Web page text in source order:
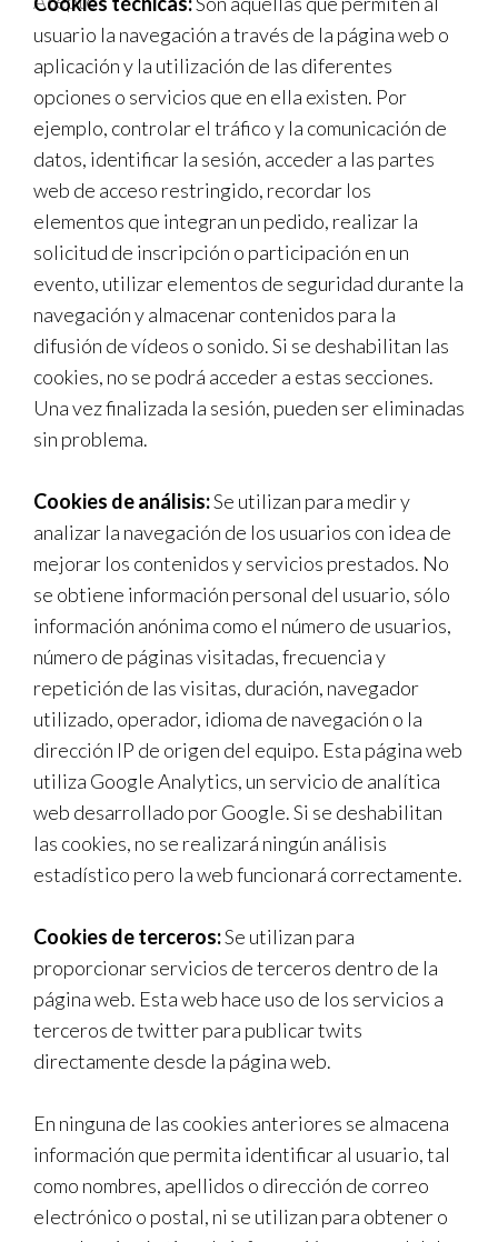
usuario la navegación a través de la página web o
aplicación y la utilización de las diferentes
opciones o servicios que en ella existen. Por
ejemplo, controlar el tráfico y la comunicación de
datos, identificar la sesión, acceder a las partes
web de acceso restringido, recordar los
elementos que integran un pedido, realizar la
solicitud de inscripción o participación en un
evento, utilizar elementos de seguridad durante la
navegación y almacenar contenidos para la
difusión de vídeos o sonido. Si se deshabilitan las
cookies, no se podrá acceder a estas secciones.
Una vez finalizada la sesión, pueden ser eliminadas
sin problema.
Cookies de análisis:Se utilizan para medir y
analizar la navegación de los usuarios con idea de
mejorar los contenidos y servicios prestados. No
se obtiene información personal del usuario, sólo
información anónima como el número de usuarios,
número de páginas visitadas, frecuencia y
repetición de las visitas, duración, navegador
utilizado, operador, idioma de navegación o la
dirección IP de origen del equipo. Esta página web
utiliza Google Analytics, un servicio de analítica
web desarrollado por Google. Si se deshabilitan
las cookies, no se realizará ningún análisis
estadístico pero la web funcionará correctamente.
Cookies de terceros:Se utilizan para
proporcionar servicios de terceros dentro de la
página web. Esta web hace uso de los servicios a
terceros de twitter para publicar twits
directamente desde la página web.
En ninguna de las cookies anteriores se almacena
información que permita identificar al usuario, tal
como nombres, apellidos o dirección de correo
electrónico o postal, ni se utilizan para obtener o